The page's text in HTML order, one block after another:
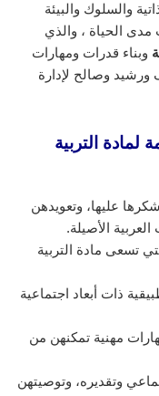
والسلوك والبيئة
الحياة ، والذي
وبناء قدرات ومهارات
وصالح لإدارة
التربية
عليها، وتعويدهن
الأصيلة.
تسعى مادة التربية
ذات أبعاد اجتماعية
مهنية تمكنهن من
وتقديره، وتوصيتهن